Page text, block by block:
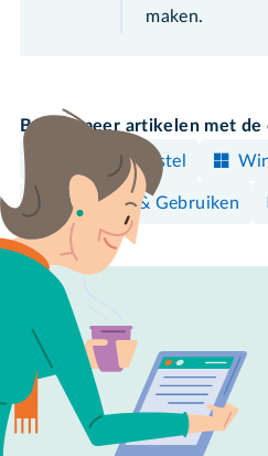
maken.
Bekijk meer artikelen met de
Android-toestel
Bedienen & Gebruiken